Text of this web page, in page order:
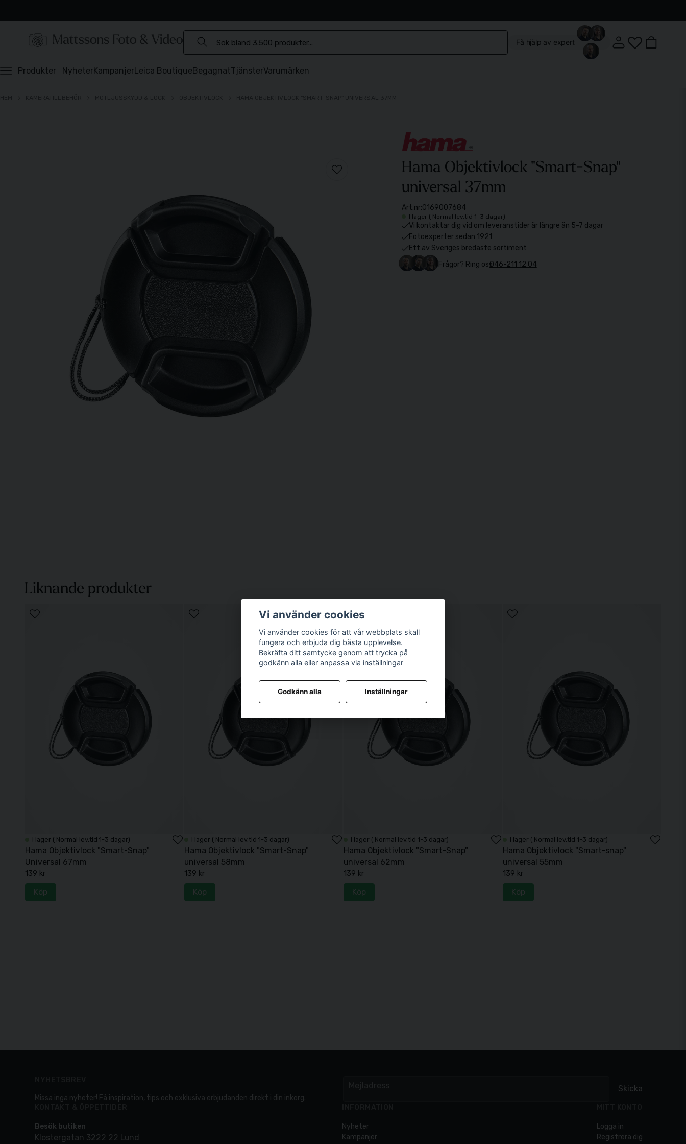
Få hjälp av expert
Mån-Fre: 10:00 - 18:00
Produkter NyheterKampanjerLeica BoutiqueBegagnatTjänsterVarumärken
Hama Objektivlock "Smart-Snap"
universal 37mm
Art.nr:0169007684
I lager ( Normal lev.tid 1-3 dagar)
Vi kontaktar dig vid om leveranstider är längre än 5-7 dagar
Fotoexperter sedan 1921
Ett av Sveriges bredaste sortiment
Frågor? Ring oss046-211 12 04
Liknande produkter
I lager ( Normal lev.tid 1-3 dagar)
Hama Objektivlock "Smart-Snap"
Universal 67mm
139 kr
Köp
I lager ( Normal lev.tid 1-3 dagar)
Hama Objektivlock "Smart-Snap"
universal 58mm
139 kr
Köp
I lager ( Normal lev.tid 1-3 dagar)
Hama Objektivlock "Smart-Snap"
universal 62mm
139 kr
Köp
I lager ( Normal lev.tid 1-3 dagar)
Hama Objektivlock "Smart-snap"
universal 55mm
139 kr
Köp
Skicka
Missa inga nyheter! Få inspiration, tips och exklusiva erbjudanden direkt i din inkorg.
Besök butiken
Klostergatan 3222 22 Lund
Nyheter
Kampanjer
Logga in
Registrera dig
Vi använder cookies
Vi använder cookies för att vår webbplats skall
fungera och erbjuda dig bästa upplevelse.
Bekräfta ditt samtycke genom att trycka på
godkänn alla eller anpassa via inställningar
Godkänn alla Inställningar